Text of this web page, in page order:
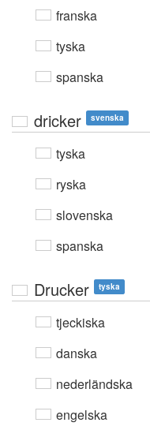
franska
tyska
spanska
dricker svenska
tyska
ryska
slovenska
spanska
Drucker tyska
tjeckiska
danska
nederländska
engelska